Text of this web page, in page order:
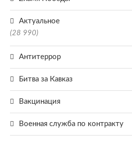
Актуальное
(28 990)
Антитеррор
Битва за Кавказ
Вакцинация
Военная служба по контракту